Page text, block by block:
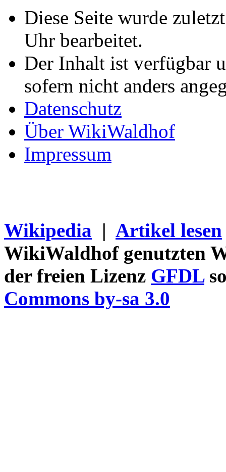
Diese Seite wurde
Uhr bearbeitet.
Der Inhalt ist verfügbar
sofern nicht anders
Datenschutz
Über WikiWaldhof
Impressum
Wikipedia | Artikel lesen
WikiWaldhof genutzten
der freien Lizenz GFDL
Commons by-sa 3.0